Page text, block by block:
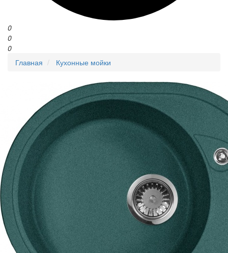
0
0
0
Главная
Кухонные мойки